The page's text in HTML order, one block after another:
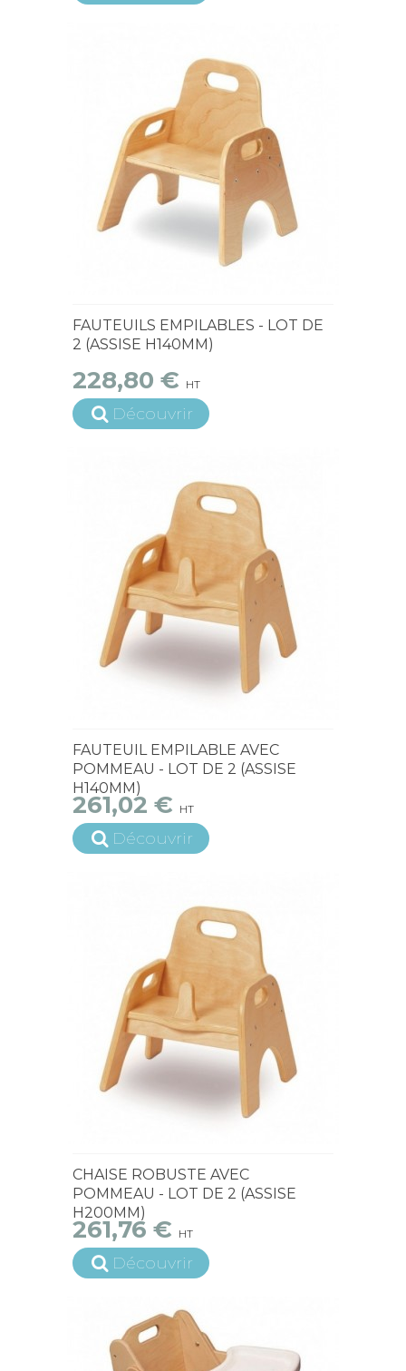
FAUTEUILS EMPILABLES - LOT DE
2 (ASSISE H140MM)
228,80 € HT
Découvrir
FAUTEUIL EMPILABLE AVEC
POMMEAU - LOT DE 2 (ASSISE
H140MM)
261,02 € HT
Découvrir
CHAISE ROBUSTE AVEC
POMMEAU - LOT DE 2 (ASSISE
H200MM)
261,76 € HT
Découvrir